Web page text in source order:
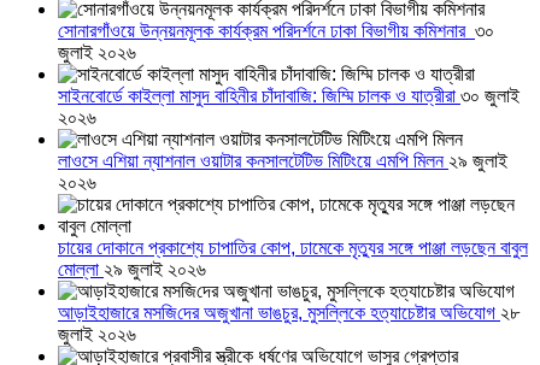
সোনারগাঁওয়ে উন্নয়নমূলক কার্যক্রম পরিদর্শনে ঢাকা বিভাগীয় কমিশনার ৩০
জুলাই ২০২৬
সাইনবোর্ডে কাইল্লা মাসুদ বাহিনীর চাঁদাবাজি: জিম্মি চালক ও যাত্রীরা ৩০ জুলাই
২০২৬
লাওসে এশিয়া ন্যাশনাল ওয়াটার কনসালটেটিভ মিটিংয়ে এমপি মিলন ২৯ জুলাই
২০২৬
চায়ের দোকানে প্রকাশ্যে চাপাতির কোপ, ঢামেকে মৃত্যুর সঙ্গে পাঞ্জা লড়ছেন বাবুল
মোল্লা ২৯ জুলাই ২০২৬
আড়াইহাজারে মস‌জি‌দের অজুখানা ভাঙচুর, মুসল্লিকে হত্যাচেষ্টার অভিযোগ ২৮
জুলাই ২০২৬